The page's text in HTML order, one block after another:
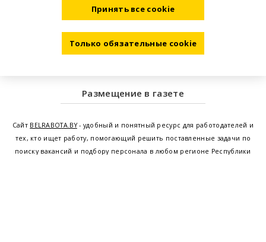
Размещение в газете
Сайт BELRABOTA.BY- удобный и понятный ресурс для работодателей и
тех, кто ищет работу, помогающий решить поставленные задачи по
поиску вакансий и подбору персонала в любом регионе Республики
Принять все cookie
Только обязательные cookie